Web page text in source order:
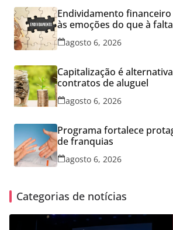
Endividamento
às emoções do que à
conhecimento
agosto 6, 2026
Capitalização é
contratos de aluguel
agosto 6, 2026
Programa fortalece
de franquias
agosto 6, 2026
Categorias de notícias